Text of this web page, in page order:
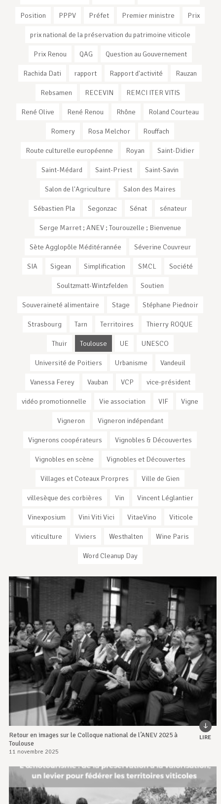
Position PPPV Préfet Premier ministre Prix
prix national de la préservation du patrimoine viticole
Prix Renou QAG Question au Gouvernement
Rachida Dati rapport Rapport d'activité Rauzan
Rebsamen RECEVIN REMCI ITER VITIS
René Olive René Renou Rhône Roland Courteau
Romery Rosa Melchor Rouffach
Route culturelle européenne Royan Saint-Didier
Saint-Médard Saint-Priest Saint-Savin
Salon de l'Agriculture Salon des Maires
Sébastien Pla Segonzac Sénat sénateur
Serge Marret ; ANEV ; Tourouzelle ; Bienvenue
Sète Agglopôle Méditérannée Séverine Couvreur
SIA Sigean Simplification SMCL Société
Soultzmatt-Wintzfelden Soutien
Souveraineté alimentaire Stage Stéphane Piednoir
Strasbourg Tarn Territoires Thierry ROQUE
Thuir Toulouse UE UNESCO
Université de Poitiers Urbanisme Vandeuil
Vanessa Ferey Vauban VCP vice-président
vidéo promotionnelle Vie association VIF Vigne
Vigneron Vigneron indépendant
Vignerons coopérateurs Vignobles & Découvertes
Vignobles en scène Vignobles et Découvertes
Villages et Coteaux Prorpres Ville de Gien
villesèque des corbières Vin Vincent Léglantier
Vinexposium Vini Viti Vici VitaeVino Viticole
viticulture Viviers Westhalten Wine Paris
Word Cleanup Day
Retour en images sur le Colloque national de l’ANEV 2025 à
Toulouse
11 novembre 2025
LIRE